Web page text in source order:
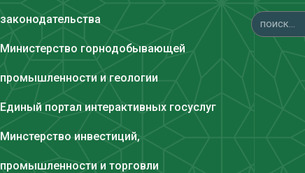
законодательства
Министерство горнодобывающей
промышленности и геологии
Единый портал интерактивных госуслуг
Минстерство инвестиций,
промышленности и торговли